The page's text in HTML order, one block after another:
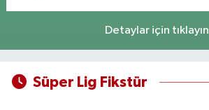
Detaylar için tıklayın
Süper Lig Fikstür